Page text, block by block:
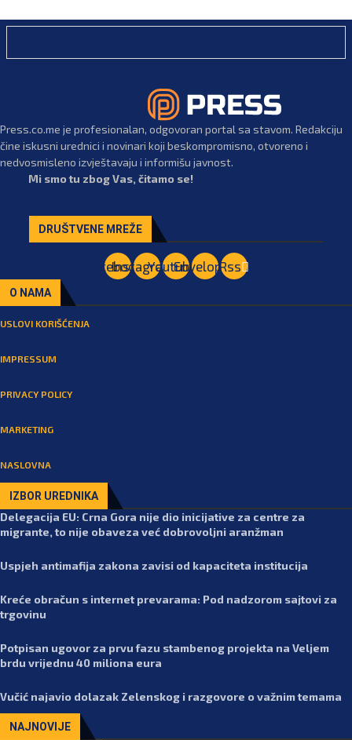
Press.co.me je profesionalan, odgovoran portal sa stavom. Redakciju
čine iskusni urednici i novinari koji beskompromisno, otvoreno i
nedvosmisleno izvještavaju i informišu javnost.
Mi smo tu zbog Vas, čitamo se!
DRUŠTVENE MREŽE
Facebook
Instagram
YoutubeEnvelopeRss
O NAMA
USLOVI KORIŠĆENJA
IMPRESSUM
PRIVACY POLICY
MARKETING
NASLOVNA
IZBOR UREDNIKA
Delegacija EU: Crna Gora nije dio inicijative za centre za
migrante, to nije obaveza već dobrovoljni aranžman
Uspjeh antimafija zakona zavisi od kapaciteta institucija
Kreće obračun s internet prevarama: Pod nadzorom sajtovi za
trgovinu
Potpisan ugovor za prvu fazu stambenog projekta na Veljem
brdu vrijednu 40 miliona eura
Vučić najavio dolazak Zelenskog i razgovore o važnim temama
NAJNOVIJE